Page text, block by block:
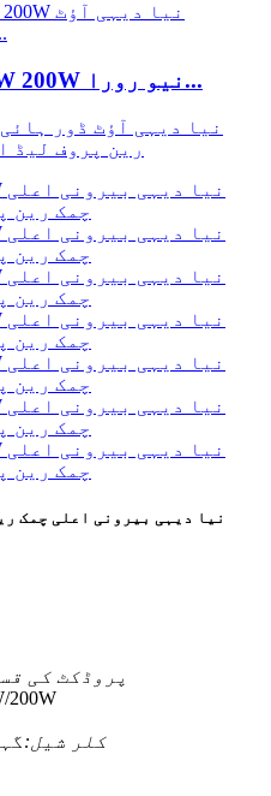
80W 120W 150W 200W نیو رورا...
پروڈکٹ کی
200W
کلر شیل: